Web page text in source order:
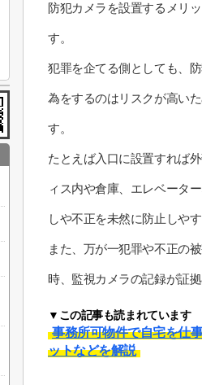
防犯カメラを設置するメリ
す。
犯罪を企てる側としても、
為をするのはリスクが高い
す。
たとえば入口に設置すれば
ィス内や倉庫、エレベータ
しや不正を未然に防止しやす
また、万が一犯罪や不正の
時、監視カメラの記録が証
▼この記事も読まれています
事務所可物件で自宅を仕
ットなどを解説